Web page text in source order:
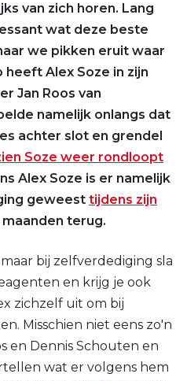
van zich horen. Lang
wat deze beste
we pikken eruit waar
Alex Soze in zijn
Jan Roos van
namelijk onlangs dat
achter slot en grendel
Soze weer rondloopt
Alex Soze is er namelijk
geweest tijdens zijn
terug.
bij zelfverdediging sla
en krijg je ook
zichzelf uit om bij
Misschien niet eens zo'n
en Dennis Schouten en
wat er volgens hem